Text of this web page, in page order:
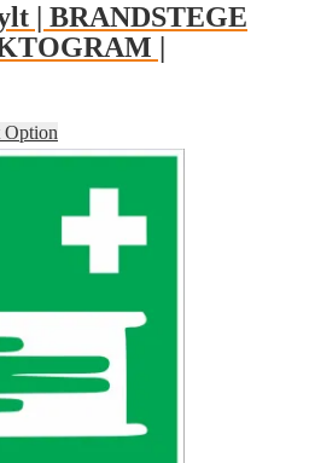
| BRANDSTEGE
|
Option